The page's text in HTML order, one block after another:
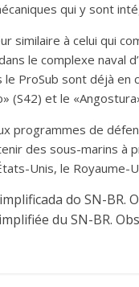
qui y sont
similaire à celui qui
le complexe naval
ProSub sont déjà en
(S42) et le
programmes de
des sous-marins à
Unis, le Royaume-
du SN-BR.